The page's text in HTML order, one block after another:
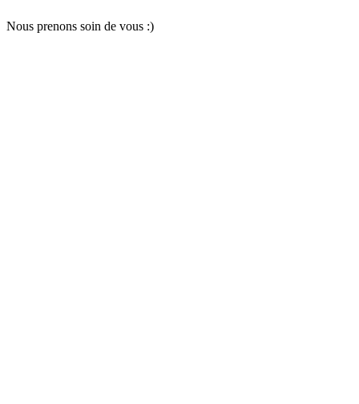
Nous prenons soin de vous :)